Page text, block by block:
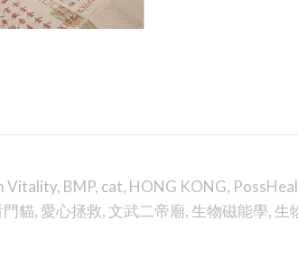
Vitality, BMP, cat, HONG KONG,
貓,愛心拯救,文武二帝廟, 生物磁能學, 生